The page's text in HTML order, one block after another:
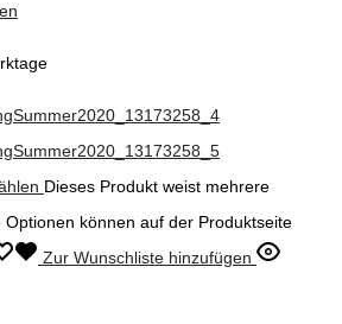
Dieses Produkt weist mehrere
Optionen können auf der Produktseite
Zur Wunschliste hinzufügen